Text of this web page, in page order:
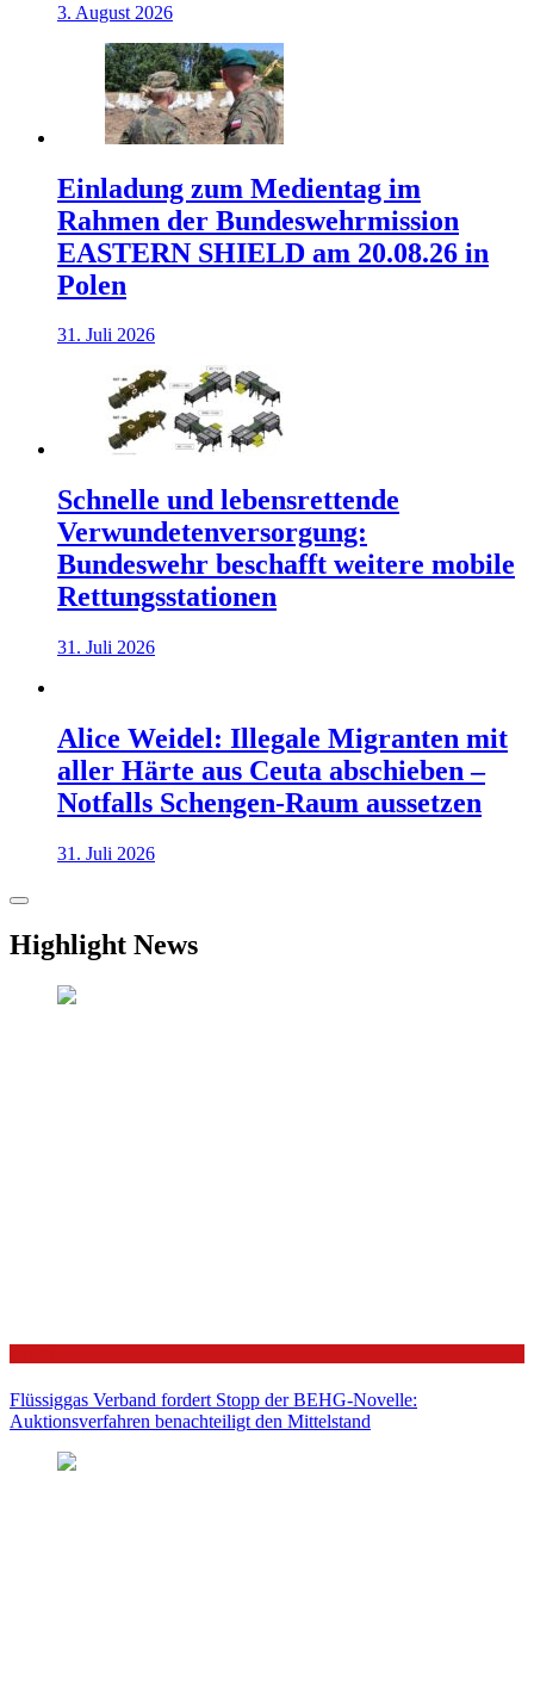
3. August 2026
Einladung zum Medientag im
Rahmen der Bundeswehrmission
EASTERN SHIELD am 20.08.26 in
Polen
31. Juli 2026
Schnelle und lebensrettende
Verwundetenversorgung:
Bundeswehr beschafft weitere mobile
Rettungsstationen
31. Juli 2026
Alice Weidel: Illegale Migranten mit
aller Härte aus Ceuta abschieben –
Notfalls Schengen-Raum aussetzen
31. Juli 2026
Highlight News
Flüssiggas Verband fordert Stopp der BEHG-Novelle:
Auktionsverfahren benachteiligt den Mittelstand